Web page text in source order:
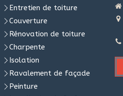
Entretien de toiture
Couverture
Rénovation de toiture
Charpente
Isolation
Ravalement de façade
Peinture